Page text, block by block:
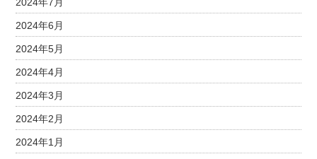
2024年6月
2024年5月
2024年4月
2024年3月
2024年2月
2024年1月